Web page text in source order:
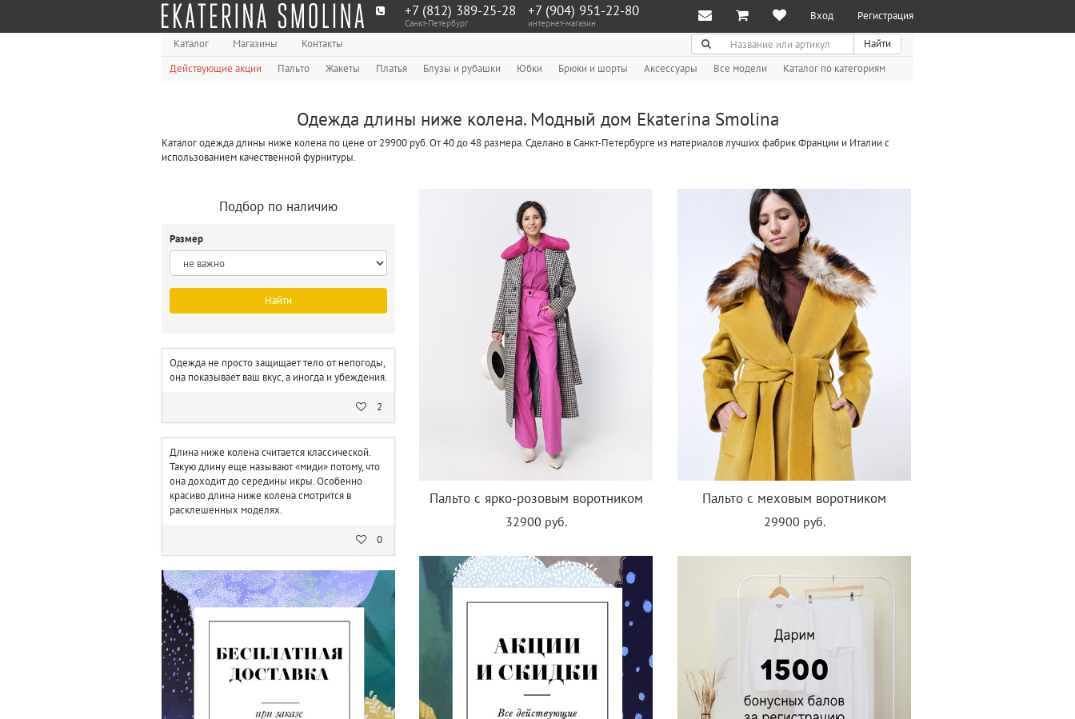
+7 (812) 389-25-28
Санкт-Петербург
+7 (904) 951‑22‑80
интернет-магазин
Вход Регистрация
Каталог Магазины Контакты Поиск
Найти
Действующие акции
Пальто Жакеты Платья Блузы и рубашки Юбки Брюки и шорты Аксессуары Все модели Каталог по категориям
Одежда длины ниже колена. Модный дом Ekaterina Smolina
Каталог одежда длины ниже колена по цене от 29900 руб. От 40 до 48 размера. Сделано в Санкт-Петербурге из материалов лучших фабрик Франции и Италии с
использованием качественной фурнитуры.
Подбор по наличию
Размер
Пальто с ярко-розовым воротником
32900 руб.
Пальто с меховым воротником
29900 руб.
Одежда не просто защищает тело от непогоды,
она показывает ваш вкус, а иногда и убеждения.
2
Длина ниже колена считается классической.
Такую длину еще называют «миди» потому, что
она доходит до середины икры. Особенно
красиво длина ниже колена смотрится в
расклешенных моделях.
0